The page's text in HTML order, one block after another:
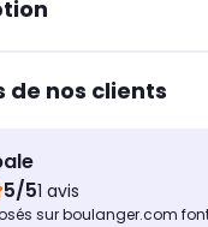
de nos clients
5/51 avis
sur boulanger.com